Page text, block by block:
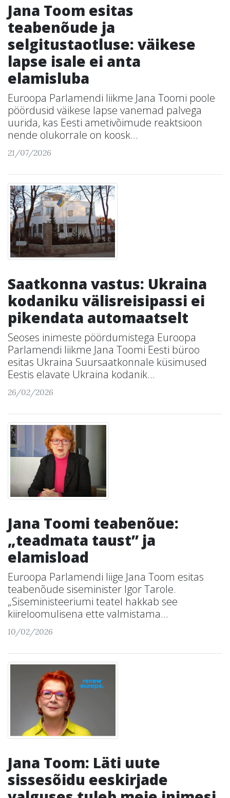
Jana Toom esitas
teabenõude ja
selgitustaotluse: väikese
lapse isale ei anta
elamisluba
Euroopa Parlamendi liikme Jana Toomi poole
pöördusid väikese lapse vanemad palvega
uurida, kas Eesti ametivõimude reaktsioon
nende olukorrale on koosk...
21/07/2026
Saatkonna vastus: Ukraina
kodaniku välisreisipassi ei
pikendata automaatselt
Seoses inimeste pöördumistega Euroopa
Parlamendi liikme Jana Toomi Eesti büroo
esitas Ukraina Suursaatkonnale küsimused
Eestis elavate Ukraina kodanik...
26/02/2026
Jana Toomi teabenõue:
„teadmata taust” ja
elamisload
Euroopa Parlamendi liige Jana Toom esitas
teabenõude siseminister Igor Tarole.
„Siseministeeriumi teatel hakkab see
kiireloomulisena ette valmistama...
10/02/2026
Jana Toom: Läti uute
sissesõidu eeskirjade